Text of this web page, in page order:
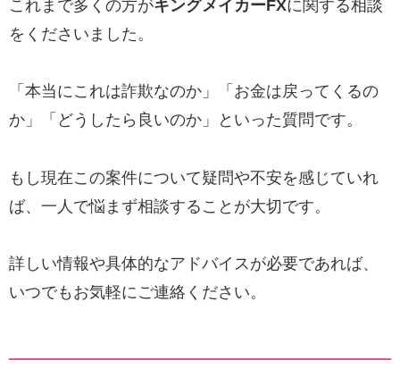
これまで多くの方がキングメイカーFXに関する相談
をくださいました。
「本当にこれは詐欺なのか」「お金は戻ってくるの
か」「どうしたら良いのか」といった質問です。
もし現在この案件について疑問や不安を感じていれ
ば、一人で悩まず相談することが大切です。
詳しい情報や具体的なアドバイスが必要であれば、
いつでもお気軽にご連絡ください。